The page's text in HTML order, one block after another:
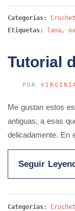
Categorías: Crochet
Etiquetas:
lana ,
Tutorial
POR
Me gustan estos
antiguas, a esas
delicadamente. En
Seguir
Categorías: Crochet